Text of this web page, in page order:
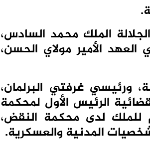
الملك محمد السادس،
الأمير مولاي الحسن،
ورئيسي غرفتي البرلمان،
الرئيس الأول لمحكمة
للملك لدى محكمة النقض،
المدنية والعسكرية.